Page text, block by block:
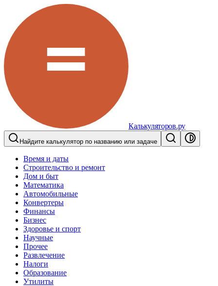
Калькуляторов.ру
Найдите калькулятор по названию или задаче
Время и даты
Строительство и ремонт
Дом и быт
Математика
Автомобильные
Конвертеры
Финансы
Бизнес
Здоровье и спорт
Научные
Прочее
Развлечение
Налоги
Образование
Утилиты